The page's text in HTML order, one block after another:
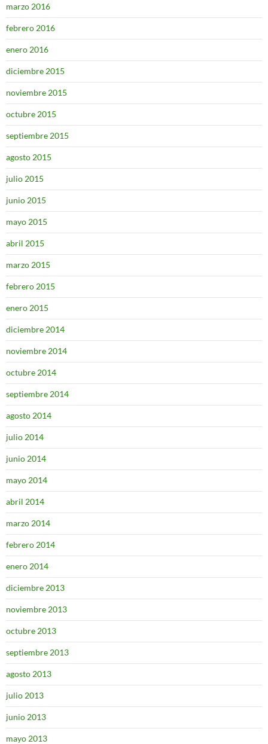
marzo 2016
febrero 2016
enero 2016
diciembre 2015
noviembre 2015
octubre 2015
septiembre 2015
agosto 2015
julio 2015
junio 2015
mayo 2015
abril 2015
marzo 2015
febrero 2015
enero 2015
diciembre 2014
noviembre 2014
octubre 2014
septiembre 2014
agosto 2014
julio 2014
junio 2014
mayo 2014
abril 2014
marzo 2014
febrero 2014
enero 2014
diciembre 2013
noviembre 2013
octubre 2013
septiembre 2013
agosto 2013
julio 2013
junio 2013
mayo 2013